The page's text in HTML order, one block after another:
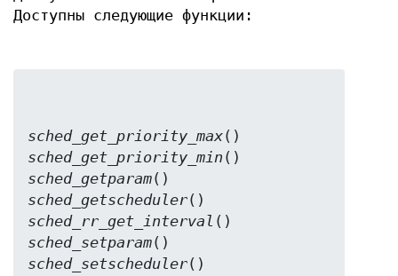
Доступны следующие функции:
sched_get_priority_max
sched_get_priority_min
sched_getparam
sched_getscheduler
sched_rr_get_interval
sched_setparam
sched_setscheduler